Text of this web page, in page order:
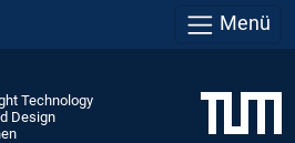
Menü
Technology
Design